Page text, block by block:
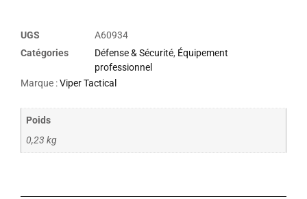
UGS
A60934
Catégories
Défense & Sécurité, Équipement
professionnel
Marque :Viper Tactical
Poids
0,23 kg